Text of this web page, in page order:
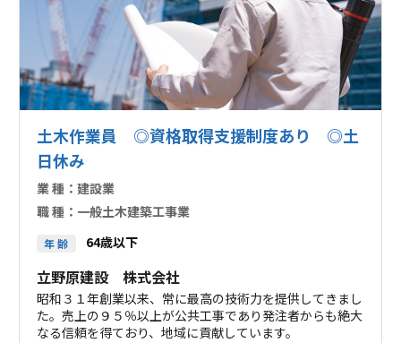
土木作業員 ◎資格取得支援制度あり ◎土
日休み
業 種： 建設業
職 種： 一般土木建築工事業
年 齢 64歳以下
立野原建設 株式会社
昭和３１年創業以来、常に最高の技術力を提供してきまし
た。売上の９５％以上が公共工事であり発注者からも絶大
なる信頼を得ており、地域に貢献しています。